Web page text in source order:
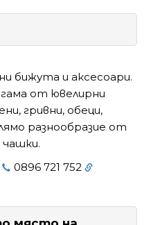
бижута и аксесоари.
от ювелирни
гривни, обеци,
разнообразие от
чашки.
0896 721 752